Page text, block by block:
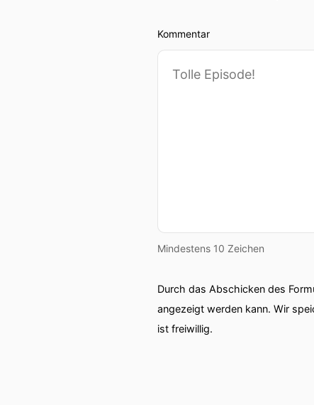
Kommentar
Mindestens 10 Zeichen
Durch das Abschicken des
angezeigt werden kann. Wir
ist freiwillig.